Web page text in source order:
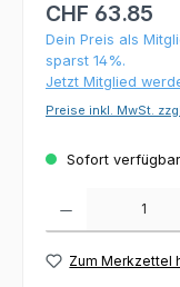
CHF 63.85
Dein Preis als
sparst 14%.
Jetzt Mitglied
Preise inkl. MwSt.
Sofort
Zum Merkzettel